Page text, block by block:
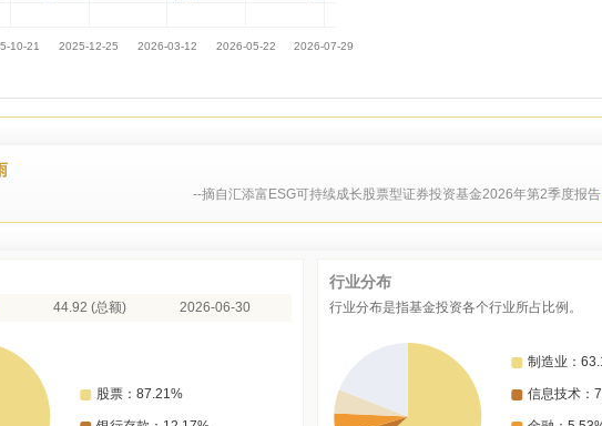
--摘自汇添富ESG可持续成长股票型证券投资基金2026年第2季度报告
44.92 (总额) 2026-06-30
行业分布
行业分布是指基金投资各个行业所占比例。